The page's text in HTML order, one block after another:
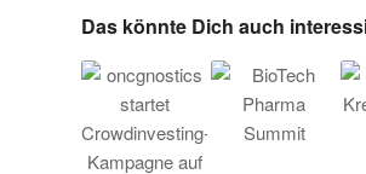
Das könnte Dich auch